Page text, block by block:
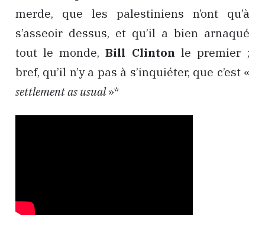
merde, que les palestiniens n’ont qu’à
s’asseoir dessus, et qu’il a bien arnaqué
tout le monde,Bill Clinton le premier ;
bref, qu’il n’y a pas à s’inquiéter, que c’est «
settlement as usual»*